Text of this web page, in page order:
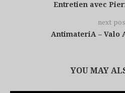
Entretien avec
next
AntimateriA – Valo
YOU MAY